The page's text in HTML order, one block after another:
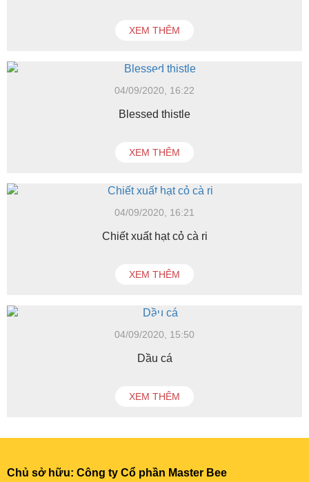
XEM THÊM
04/09/2020, 16:22
Blessed thistle
XEM THÊM
04/09/2020, 16:21
Chiết xuất hạt cỏ cà ri
XEM THÊM
04/09/2020, 15:50
Dầu cá
XEM THÊM
Chủ sở hữu: Công ty Cổ phần Master Bee